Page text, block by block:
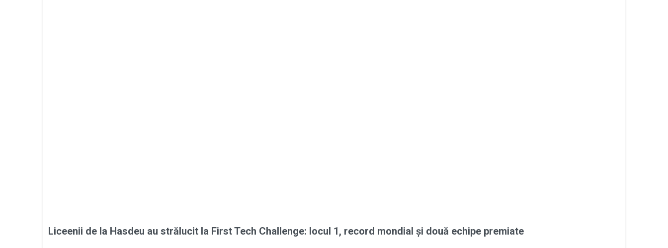
Liceenii de la Hasdeu au strălucit la First Tech Challenge: locul 1, record mondial și două echipe premiate